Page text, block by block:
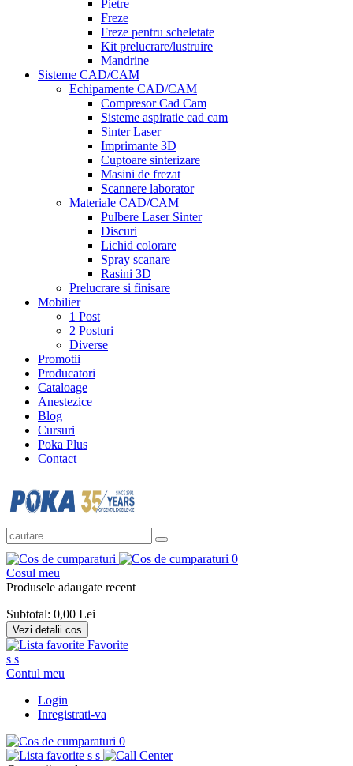
Pietre
Freze
Freze pentru scheletate
Kit prelucrare/lustruire
Mandrine
Sisteme CAD/CAM
Echipamente CAD/CAM
Compresor Cad Cam
Sisteme aspiratie cad cam
Sinter Laser
Imprimante 3D
Cuptoare sinterizare
Masini de frezat
Scannere laborator
Materiale CAD/CAM
Pulbere Laser Sinter
Discuri
Lichid colorare
Spray scanare
Rasini 3D
Prelucrare si finisare
Mobilier
1 Post
2 Posturi
Diverse
Promotii
Producatori
Cataloage
Anestezice
Blog
Cursuri
Poka Plus
Contact
0
Cosul meu
Produsele adaugate recent
Subtotal: 0,00 Lei
Vezi detalii cos
Favorite
s s
Contul meu
Login
Inregistrati-va
0
s s